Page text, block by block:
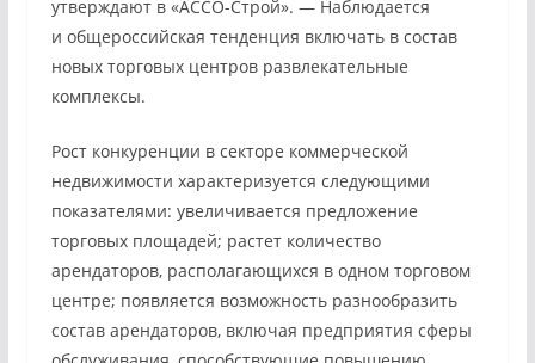
утверждают в «АССО-Строй». — Наблюдается
и общероссийская тенденция включать в состав
новых торговых центров развлекательные
комплексы.
Рост конкуренции в секторе коммерческой
недвижимости характеризуется следующими
показателями: увеличивается предложение
торговых площадей; растет количество
арендаторов, располагающихся в одном торговом
центре; появляется возможность разнообразить
состав арендаторов, включая предприятия сферы